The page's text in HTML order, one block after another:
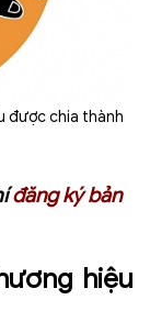
được chia thành
đăng ký bản
hiệu